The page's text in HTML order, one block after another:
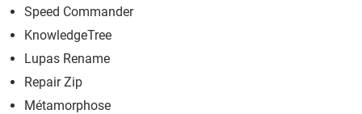
Speed Commander
KnowledgeTree
Lupas Rename
Repair Zip
Métamorphose